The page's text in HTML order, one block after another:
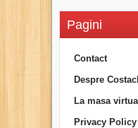
Pagini
Contact
Despre
La masa
Privacy Policy